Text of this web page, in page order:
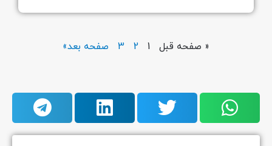
« صفحه قبل 2
3 صفحه بعد»